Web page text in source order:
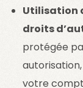
Utilisation
droits
protégée
votre